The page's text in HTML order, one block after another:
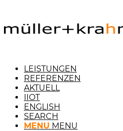
LEISTUNGEN
REFERENZEN
AKTUELL
IIOT
ENGLISH
SEARCH
MENU MENU